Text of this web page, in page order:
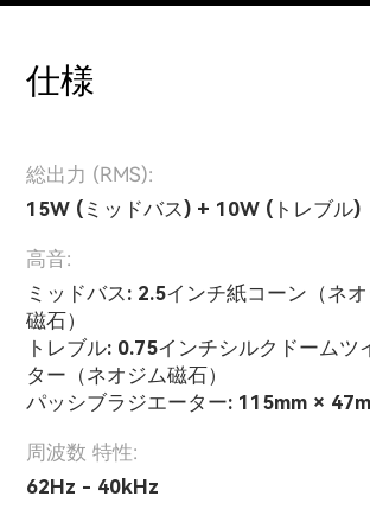
仕様
総出力 (RMS):
15W (ミッドバス) + 10W (トレブル)
高音:
ミッドバス: 2.5インチ紙コーン（ネ
磁石）
トレブル: 0.75インチシルクドームツ
ター（ネオジム磁石）
パッシブラジエーター: 115mm ×
周波数 特性:
62Hz - 40kHz